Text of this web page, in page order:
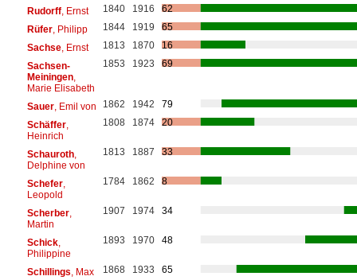
Rudorff, Ernst 1840 1916
62
Rüfer, Philipp 1844 1919
65
Sachse, Ernst 1813 1870
16
Sachsen-
Meiningen,
Marie Elisabeth
1853 1923 69
Sauer, Emil von 1862 1942
79
Schäffer,
Heinrich
1808 1874 20
Schauroth,
Delphine von
1813 1887 33
Schefer,
Leopold
1784 1862 8
Scherber,
Martin
1907 1974 34
Schick,
Philippine
1893 1970 48
Schillings , Max
1868 1933 65